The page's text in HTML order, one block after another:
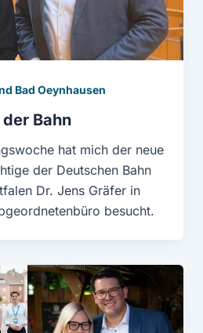
Bad Oeynhausen
Bahn
hat mich der neue
der Deutschen Bahn
Dr. Jens Gräfer in
besucht.